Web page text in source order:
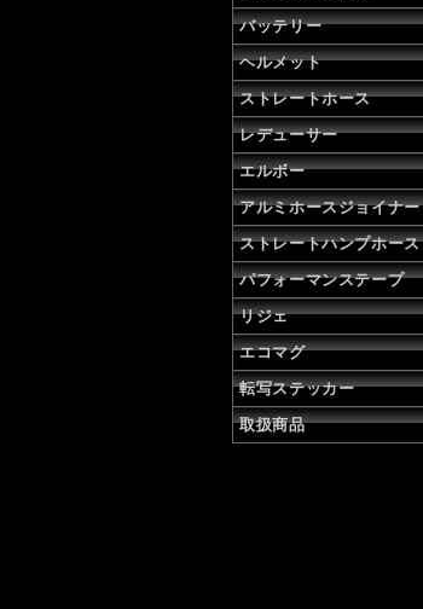
バッテリー
ヘルメット
ストレートホース
レデューサー
エルボー
アルミホースジョイナー
ストレートハンプホース
パフォーマンステープ
リジェ
エコマグ
転写ステッカー
取扱商品